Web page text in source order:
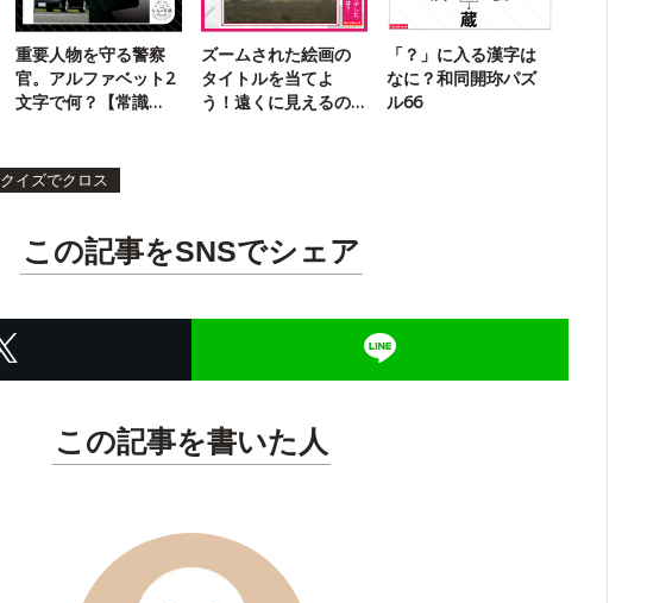
重要人物を守る警察
官。アルファベット2
文字で何？【常識
ズームされた絵画の
タイトルを当てよ
う！遠くに見えるの
「？」に入る漢字は
なに？和同開珎パズ
ル66
クイズでクロス
この記事をSNSでシェア
この記事を書いた人